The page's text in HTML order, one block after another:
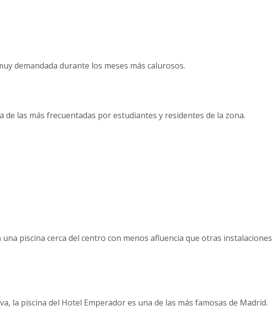
demandada durante los meses más calurosos.
de las más frecuentadas por estudiantes y residentes de la zona.
piscina cerca del centro con menos afluencia que otras instalaciones
la piscina del Hotel Emperador es una de las más famosas de Madrid.